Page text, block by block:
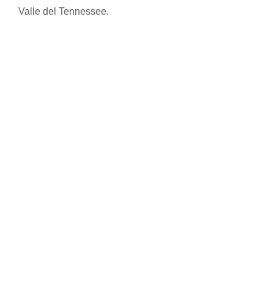
Valle del Tennessee.